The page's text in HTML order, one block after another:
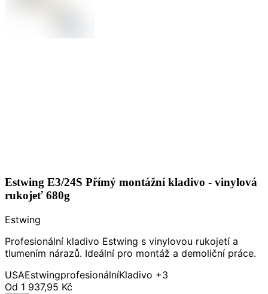
Estwing E3/24S Přímý montážní kladivo - vinylová
rukojeť 680g
Estwing
Profesionální kladivo Estwing s vinylovou rukojetí a
tlumením nárazů. Ideální pro montáž a demoliční práce.
USAEstwingprofesionálníKladivo +3
Od 1 937,95 Kč